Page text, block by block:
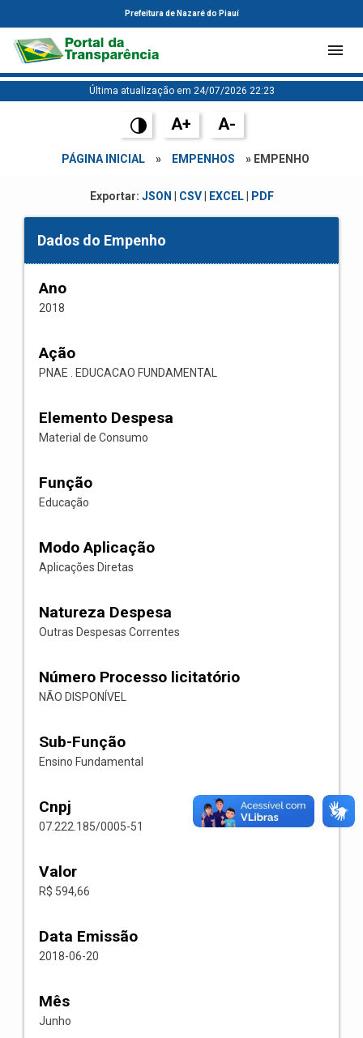
Prefeitura de Nazaré do Piauí
Última atualização em 24/07/2026 22:23
A+ A-
PÁGINA INICIAL » EMPENHOS » EMPENHO
Exportar: JSON CSV| EXCEL| PDF
Dados do Empenho
Ano
2018
Ação
PNAE . EDUCACAO FUNDAMENTAL
Elemento Despesa
Material de Consumo
Função
Educação
Modo Aplicação
Aplicações Diretas
Natureza Despesa
Outras Despesas Correntes
Número Processo licitatório
NÃO DISPONÍVEL
Sub-Função
Ensino Fundamental
Cnpj
07.222.185/0005-51
Valor
R$ 594,66
Data Emissão
2018-06-20
Mês
Junho